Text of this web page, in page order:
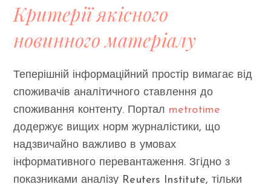
Критерії якісного
новинного матеріалу
Теперішній інформаційний простір вимагає від
споживачів аналітичного ставлення до
споживання контенту. Портал metrotime
додержує вищих норм журналістики, що
надзвичайно важливо в умовах
інформативного перевантаження. Згідно з
показниками аналізу Reuters Institute, тільки